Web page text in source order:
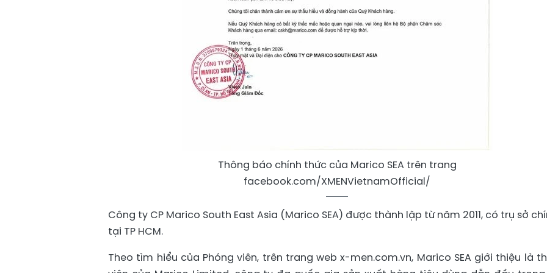
Thông báo chính thức của Marico SEA trên trang
facebook.com/XMENVietnamOfficial/
Công ty CP Marico South East Asia (Marico SEA) được thành lập từ năm 2011, có trụ sở
tại TP HCM.
Theo tìm hiểu của Phóng viên, trên trang web x-men.com.vn, Marico SEA giới thiệu là